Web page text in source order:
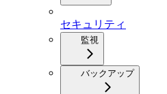
セキュリティ
監視
バックアップ